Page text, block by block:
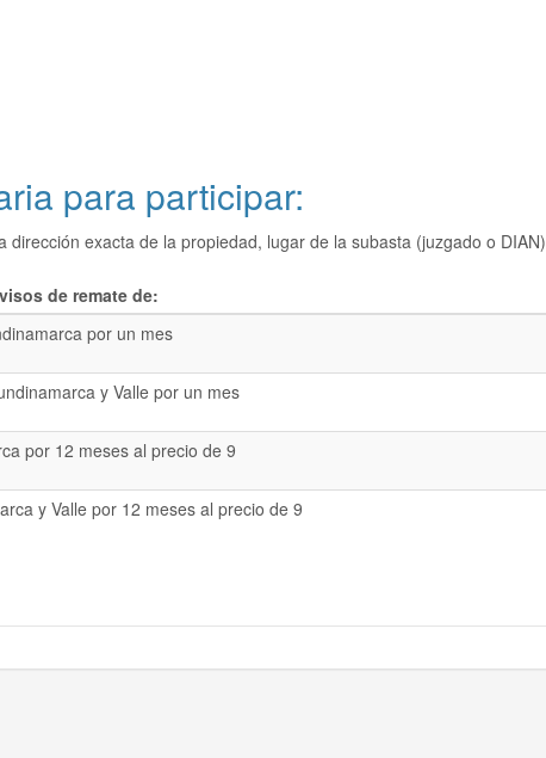
para participar:
exacta de la propiedad, lugar de la subasta (juzgado o
de remate de:
por un mes
y Valle por un mes
por 12 meses al precio de 9
y Valle por 12 meses al precio de 9